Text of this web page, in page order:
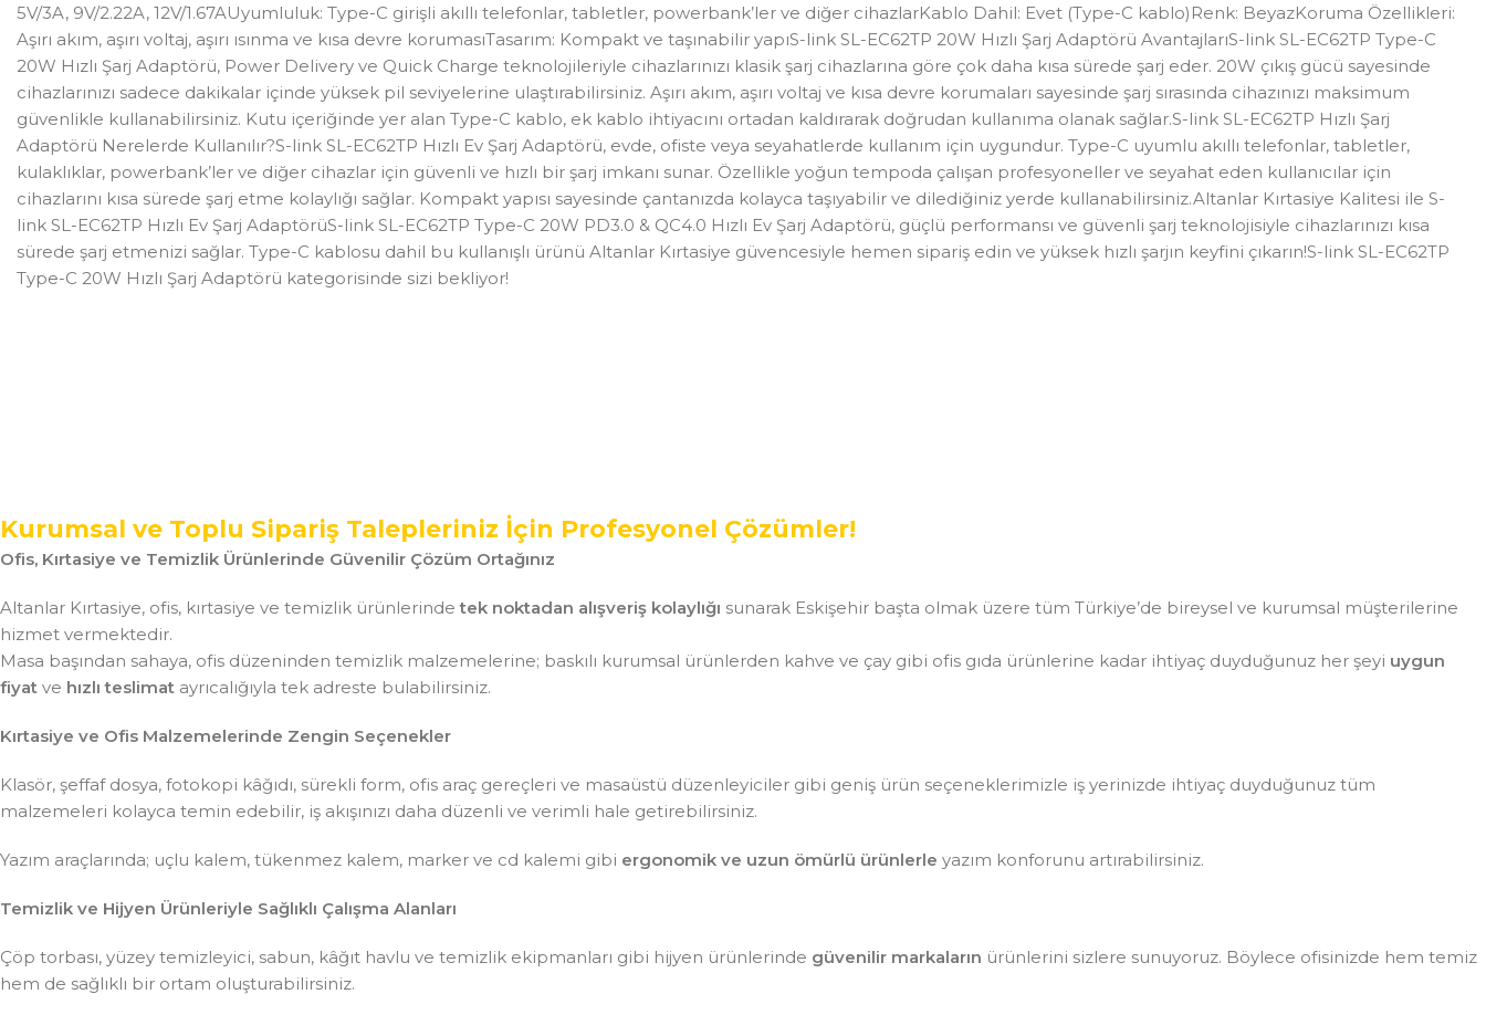
5V/3A, 9V/2.22A, 12V/1.67AUyumluluk: Type-C girişli akıllı telefonlar, tabletler, powerbank’ler ve diğer cihazlarKablo Dahil: Evet (Type-C kablo)Renk: BeyazKoruma Özellikleri:
Aşırı akım, aşırı voltaj, aşırı ısınma ve kısa devre korumasıTasarım: Kompakt ve taşınabilir yapıS-link SL-EC62TP 20W Hızlı Şarj Adaptörü AvantajlarıS-link SL-EC62TP Type-C
20W Hızlı Şarj Adaptörü, Power Delivery ve Quick Charge teknolojileriyle cihazlarınızı klasik şarj cihazlarına göre çok daha kısa sürede şarj eder. 20W çıkış gücü sayesinde
cihazlarınızı sadece dakikalar içinde yüksek pil seviyelerine ulaştırabilirsiniz. Aşırı akım, aşırı voltaj ve kısa devre korumaları sayesinde şarj sırasında cihazınızı maksimum
güvenlikle kullanabilirsiniz. Kutu içeriğinde yer alan Type-C kablo, ek kablo ihtiyacını ortadan kaldırarak doğrudan kullanıma olanak sağlar.S-link SL-EC62TP Hızlı Şarj
Adaptörü Nerelerde Kullanılır?S-link SL-EC62TP Hızlı Ev Şarj Adaptörü, evde, ofiste veya seyahatlerde kullanım için uygundur. Type-C uyumlu akıllı telefonlar, tabletler,
kulaklıklar, powerbank’ler ve diğer cihazlar için güvenli ve hızlı bir şarj imkanı sunar. Özellikle yoğun tempoda çalışan profesyoneller ve seyahat eden kullanıcılar için
cihazlarını kısa sürede şarj etme kolaylığı sağlar. Kompakt yapısı sayesinde çantanızda kolayca taşıyabilir ve dilediğiniz yerde kullanabilirsiniz.Altanlar Kırtasiye Kalitesi ile S-
link SL-EC62TP Hızlı Ev Şarj AdaptörüS-link SL-EC62TP Type-C 20W PD3.0 & QC4.0 Hızlı Ev Şarj Adaptörü, güçlü performansı ve güvenli şarj teknolojisiyle cihazlarınızı kısa
sürede şarj etmenizi sağlar. Type-C kablosu dahil bu kullanışlı ürünü Altanlar Kırtasiye güvencesiyle hemen sipariş edin ve yüksek hızlı şarjın keyfini çıkarın!S-link SL-EC62TP
Type-C 20W Hızlı Şarj Adaptörü kategorisinde sizi bekliyor!
Kurumsal ve Toplu Sipariş Talepleriniz İçin Profesyonel Çözümler!
Ofis, Kırtasiye ve Temizlik Ürünlerinde Güvenilir Çözüm Ortağınız
Altanlar Kırtasiye, ofis, kırtasiye ve temizlik ürünlerindetek noktadan alışveriş kolaylığı sunarak Eskişehir başta olmak üzere tüm Türkiye’de bireysel ve kurumsal müşterilerine
hizmet vermektedir.
Masa başından sahaya, ofis düzeninden temizlik malzemelerine; baskılı kurumsal ürünlerden kahve ve çay gibi ofis gıda ürünlerine kadar ihtiyaç duyduğunuz her şeyi uygun
fiyat ve hızlı teslimat ayrıcalığıyla tek adreste bulabilirsiniz.
Kırtasiye ve Ofis Malzemelerinde Zengin Seçenekler
Klasör, şeffaf dosya, fotokopi kâğıdı, sürekli form, ofis araç gereçleri ve masaüstü düzenleyiciler gibi geniş ürün seçeneklerimizle iş yerinizde ihtiyaç duyduğunuz tüm
malzemeleri kolayca temin edebilir, iş akışınızı daha düzenli ve verimli hale getirebilirsiniz.
Yazım araçlarında; uçlu kalem, tükenmez kalem, marker ve cd kalemi gibi ergonomik ve uzun ömürlü ürünlerle yazım konforunu artırabilirsiniz.
Temizlik ve Hijyen Ürünleriyle Sağlıklı Çalışma Alanları
Çöp torbası, yüzey temizleyici, sabun, kâğıt havlu ve temizlik ekipmanları gibi hijyen ürünlerinde güvenilir markaların ürünlerini sizlere sunuyoruz. Böylece ofisinizde hem temiz
hem de sağlıklı bir ortam oluşturabilirsiniz.